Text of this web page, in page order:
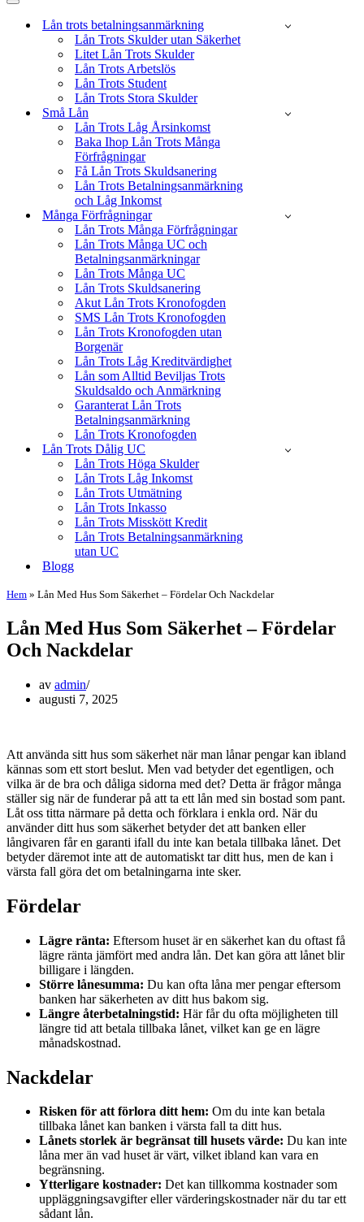
Navigeringsmeny
Lån trots betalningsanmärkning
Lån Trots Skulder utan Säkerhet
Litet Lån Trots Skulder
Lån Trots Arbetslös
Lån Trots Student
Lån Trots Stora Skulder
Små Lån
Lån Trots Låg Årsinkomst
Baka Ihop Lån Trots Många
Förfrågningar
Få Lån Trots Skuldsanering
Lån Trots Betalningsanmärkning
och Låg Inkomst
Många Förfrågningar
Lån Trots Många Förfrågningar
Lån Trots Många UC och
Betalningsanmärkningar
Lån Trots Många UC
Lån Trots Skuldsanering
Akut Lån Trots Kronofogden
SMS Lån Trots Kronofogden
Lån Trots Kronofogden utan
Borgenär
Lån Trots Låg Kreditvärdighet
Lån som Alltid Beviljas Trots
Skuldsaldo och Anmärkning
Garanterat Lån Trots
Betalningsanmärkning
Lån Trots Kronofogden
Lån Trots Dålig UC
Lån Trots Höga Skulder
Lån Trots Låg Inkomst
Lån Trots Utmätning
Lån Trots Inkasso
Lån Trots Misskött Kredit
Lån Trots Betalningsanmärkning
utan UC
Blogg
Hem » Lån Med Hus Som Säkerhet – Fördelar Och Nackdelar
Lån Med Hus Som Säkerhet – Fördelar
Och Nackdelar
av admin
augusti 7, 2025
Att använda sitt hus som säkerhet när man lånar pengar kan ibland
kännas som ett stort beslut. Men vad betyder det egentligen, och
vilka är de bra och dåliga sidorna med det? Detta är frågor många
ställer sig när de funderar på att ta ett lån med sin bostad som pant.
Låt oss titta närmare på detta och förklara i enkla ord. När du
använder ditt hus som säkerhet betyder det att banken eller
långivaren får en garanti ifall du inte kan betala tillbaka lånet. Det
betyder däremot inte att de automatiskt tar ditt hus, men de kan i
värsta fall göra det om betalningarna inte sker.
Fördelar
Lägre ränta: Eftersom huset är en säkerhet kan du oftast få
lägre ränta jämfört med andra lån. Det kan göra att lånet blir
billigare i längden.
Större lånesumma: Du kan ofta låna mer pengar eftersom
banken har säkerheten av ditt hus bakom sig.
Längre återbetalningstid: Här får du ofta möjligheten till
längre tid att betala tillbaka lånet, vilket kan ge en lägre
månadskostnad.
Nackdelar
Risken för att förlora ditt hem: Om du inte kan betala
tillbaka lånet kan banken i värsta fall ta ditt hus.
Lånets storlek är begränsat till husets värde: Du kan inte
låna mer än vad huset är värt, vilket ibland kan vara en
begränsning.
Ytterligare kostnader: Det kan tillkomma kostnader som
uppläggningsavgifter eller värderingskostnader när du tar ett
sådant lån.